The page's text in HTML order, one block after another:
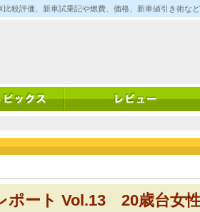
較評価、新車試乗記や燃費、価格、新車値引き術な
ポート Vol.13 20歳台女